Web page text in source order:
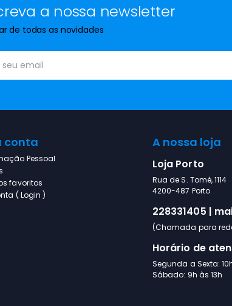
a nossa newsletter
de todas as novidades
conta
Pessoal
favoritos
( Login )
A nossa loja
Loja Porto
Rua de S. Tomé, 1114
4200-487 Porto
228331405 |
(Chamada para
Horário de
Segunda a Sexta:
Sábado: 9h às 13h